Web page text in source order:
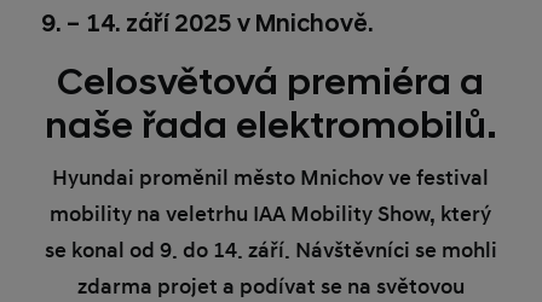
9. – 14. září 2025 v Mnichově.
Celosvětová premiéra a
naše řada elektromobilů.
Hyundai proměnil město Mnichov ve festival
mobility na veletrhu IAA Mobility Show, který
se konal od 9. do 14. září. Návštěvníci se mohli
zdarma projet a podívat se na světovou